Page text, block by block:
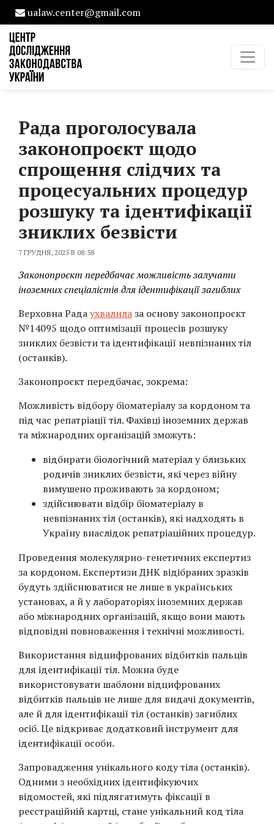
ualaw.center@gmail.com
Рада проголосувала
законопроєкт щодо
спрощення слідчих та
процесуальних процедур
розшуку та ідентифікації
зниклих безвісти
7 ГРУДНЯ, 2025 В 08:58
Законопроєкт передбачає можливість залучати
іноземних спеціалістів для ідентифікації загиблих
Верховна Радаухвалилаза основу законопроєкт
№14095 щодо оптимізації процесів розшуку
зниклих безвісти та ідентифікації невпізнаних тіл
(останків).
Законопроєкт передбачає, зокрема:
Можливість відбору біоматеріалу за кордоном та
під час репатріації тіл. Фахівці іноземних держав
та міжнародних організацій зможуть:
відбирати біологічний матеріал у близьких
родичів зниклих безвісти, які через війну
вимушено проживають за кордоном;
здійснювати відбір біоматеріалу в
невпізнаних тіл (останків), які надходять в
Україну внаслідок репатріаційних процедур.
Проведення молекулярно-генетичних експертиз
за кордоном. Експертизи ДНК відібраних зразків
будуть здійснюватися не лише в українських
установах, а й у лабораторіях іноземних держав
або міжнародних організацій, якщо вони мають
відповідні повноваження і технічні можливості.
Використання відцифрованих відбитків пальців
для ідентифікації тіл. Можна буде
використовувати шаблони відцифрованих
відбитків пальців не лише для видачі документів,
але й для ідентифікації тіл (останків) загиблих
осіб. Це відкриває додатковий інструмент для
ідентифікації особи.
Запровадження унікального коду тіла (останків).
Одними з необхідних ідентифікуючих
відомостей, які підлягатимуть фіксації в
реєстраційній картці, стане унікальний код тіла